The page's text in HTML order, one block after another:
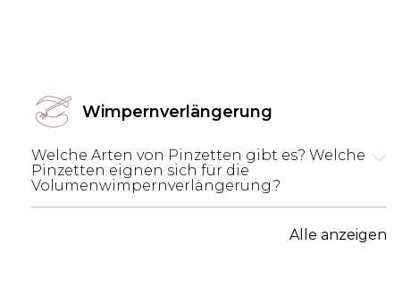
Wimpernverlängerung
Welche Arten von Pinzetten gibt es? Welche
Pinzetten eignen sich für die
Volumenwimpernverlängerung?
Alle anzeigen